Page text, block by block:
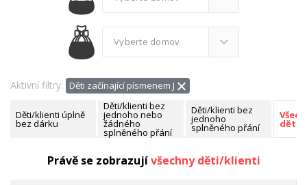
Aktivní filtry: Děti začínající písmenem J
Děti/klienti úplně
bez dárku
Děti/klienti bez
jednoho nebo
žádného
splněného přání
Děti/klienti bez
jednoho
splněného přání
děti/
Právě se zobrazujívšechny děti/klienti